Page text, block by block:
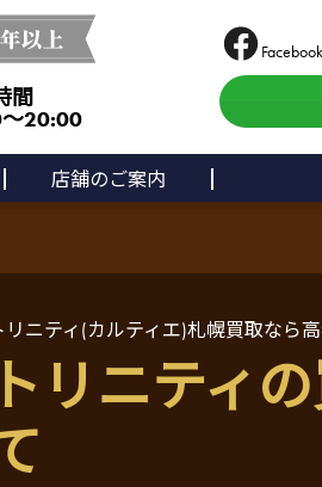
間
20:00
Facebook
店舗のご案内
リニティ(カルティエ)札幌買取なら高
トリニティ